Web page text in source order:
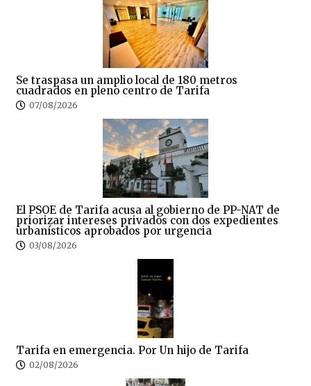
Se traspasa un amplio local de 180 metros
cuadrados en pleno centro de Tarifa
07/08/2026
El PSOE de Tarifa acusa al gobierno de PP-NAT de
priorizar intereses privados con dos expedientes
urbanísticos aprobados por urgencia
03/08/2026
Tarifa en emergencia. Por Un hijo de Tarifa
02/08/2026